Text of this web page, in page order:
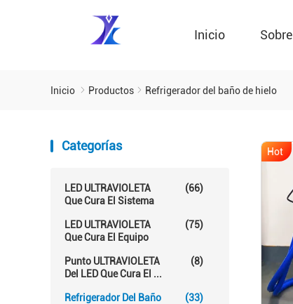
Inicio Sobre
Inicio Productos Refrigerador del baño de hielo
Categorías
LED ULTRAVIOLETA
Que Cura El Sistema
(66)
LED ULTRAVIOLETA
Que Cura El Equipo
(75)
Punto ULTRAVIOLETA
Del LED Que Cura El ...
(8)
Refrigerador Del Baño
(33)
Hot